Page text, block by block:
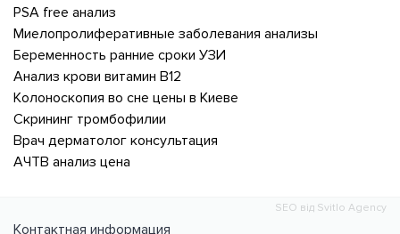
PSA free анализ
Миелопролиферативные заболевания анализы
Беременность ранние сроки УЗИ
Анализ крови витамин В12
Колоноскопия во сне цены в Киеве
Скрининг тромбофилии
Врач дерматолог консультация
АЧТВ анализ цена
SEO від Svitlo Agency
Контактная информация